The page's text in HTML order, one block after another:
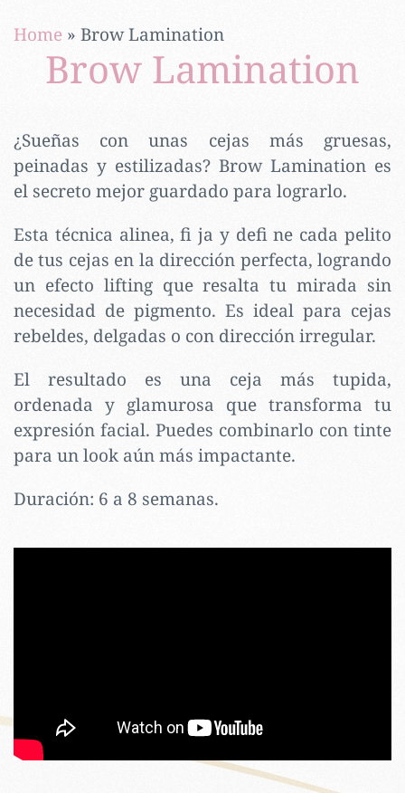
Home » Brow Lamination
Brow Lamination
¿Sueñas con unas cejas más gruesas,
peinadas y estilizadas? Brow Lamination es
el secreto mejor guardado para lograrlo.
Esta técnica alinea, fi ja y defi ne cada pelito
de tus cejas en la dirección perfecta, logrando
un efecto lifting que resalta tu mirada sin
necesidad de pigmento. Es ideal para cejas
rebeldes, delgadas o con dirección irregular.
El resultado es una ceja más tupida,
ordenada y glamurosa que transforma tu
expresión facial. Puedes combinarlo con tinte
para un look aún más impactante.
Duración: 6 a 8 semanas.